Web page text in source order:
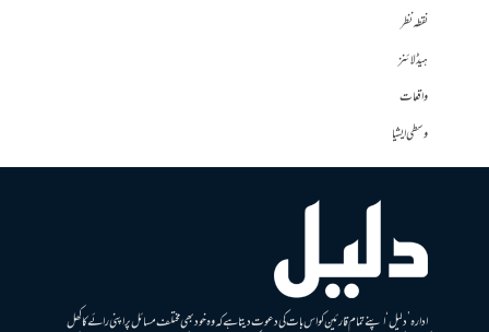
نقطہ نظر
ہیڈلائنز
واقعات
وسطی ایشیا
ادارہ ’دلیل‘ اپنے تمام قارئین کو اس بات کی دعوت دیتا ہے کہ وہ خود بھی مختلف مسائل پر اپنی رائے کا کھل